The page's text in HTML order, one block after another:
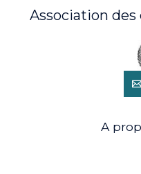
Association
A